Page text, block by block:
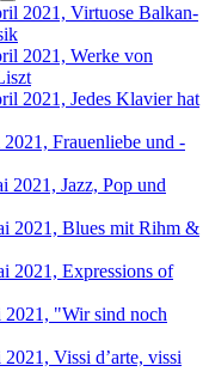
2021, Virtuose Balkan-
2021, Werke von
2021, Jedes Klavier hat
Frauenliebe und -
2021, Jazz, Pop und
2021, Blues mit Rihm &
2021, Expressions of
2021, "Wir sind noch
Vissi d’arte, vissi